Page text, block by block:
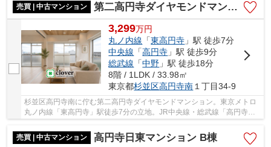
売買 | 中古マンション
第二高円寺ダイヤモンドマンション
3,299万円
丸ノ内線 「東高円寺 」駅 徒歩7分
中央線 「高円寺 」駅 徒歩9分
総武線 「中野 」駅 徒歩18分
8階 / 1LDK / 33.98㎡
東京都杉並区高円寺南 １丁目34-9
杉並区高円寺南に佇む第二高円寺ダイヤモンドマンション。東京メトロ
丸ノ内線「東高円寺」駅徒歩7分の立地。JR中央線・総武線「高円寺」
駅は徒歩9分で利用可能。多くのお店が集まり活...
売買 | 中古マンション
高円寺日東マンション B棟